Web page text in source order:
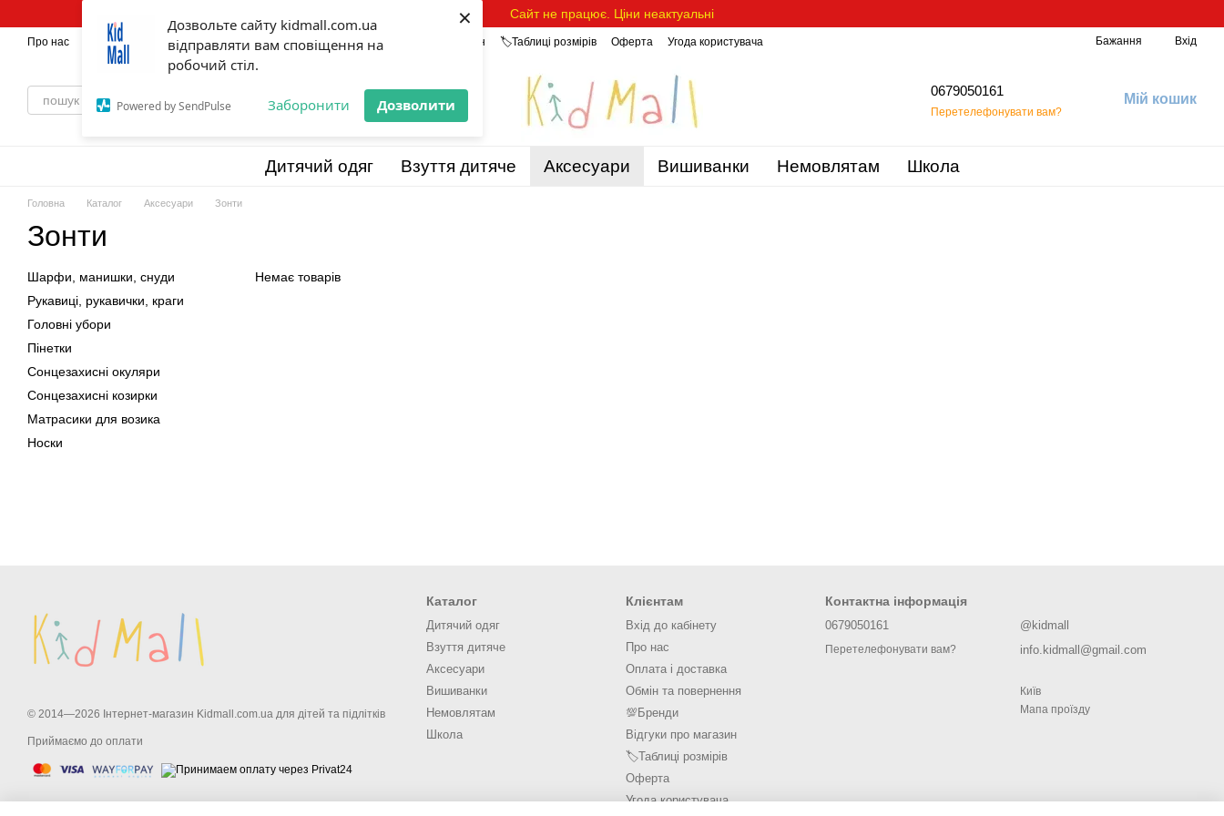
Дозвольте сайту kidmall.com.ua
відправляти вам сповіщення на
робочий стіл.
Powered by SendPulse Заборонити Дозволити
× Сайт не працює. Ціни неактуальні
Про нас Оплата і доставка Обмін та повернення 💯Бренди Відгуки про магазин 🏷️Таблиці розмірів Оферта Угода користувача Бажання Вхід
0679050161
Перетелефонувати вам?
Мій кошик
Дитячий одяг Взуття дитяче Аксесуари Вишиванки Немовлятам Школа
Головна Каталог Аксесуари Зонти
Зонти
Немає товарів
Шарфи, манишки, снуди
Рукавиці, рукавички, краги
Головні убори
Пінетки
Сонцезахисні окуляри
Сонцезахисні козирки
Матрасики для возика
Носки
© 2014—2026 Інтернет-магазин Kidmall.com.ua для дітей та підлітків
Приймаємо до оплати
Каталог
Дитячий одяг
Взуття дитяче
Аксесуари
Вишиванки
Немовлятам
Школа
Клієнтам
Вхід до кабінету
Про нас
Оплата і доставка
Обмін та повернення
💯Бренди
Відгуки про магазин
🏷️Таблиці розмірів
Оферта
Угода користувача
Контактна інформація
0679050161
Перетелефонувати вам?
@kidmall
info.kidmall@gmail.com
Київ
Мапа проїзду